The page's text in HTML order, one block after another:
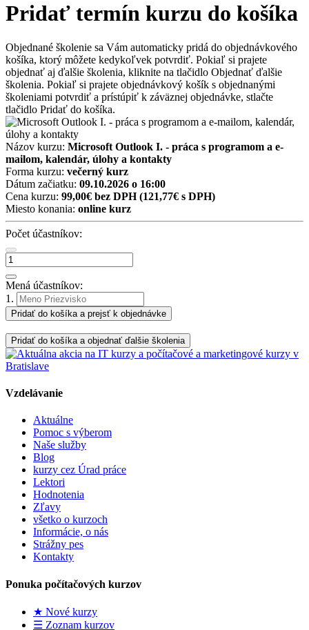
Pridať termín kurzu do košíka
Objednané školenie sa Vám automaticky pridá do objednávkového
košíka, ktorý môžete kedykoľvek potvrdiť. Pokiaľ si prajete
objednať aj ďalšie školenia, kliknite na tlačidlo Objednať ďalšie
školenia. Pokiaľ si prajete objednávkový košík s objednanými
školeniami potvrdiť a prístúpiť k záväznej objednávke, stlačte
tlačidlo Pridať do košíka.
Názov kurzu: Microsoft Outlook I. - práca s programom a e-
mailom, kalendár, úlohy a kontakty
Forma kurzu: večerný kurz
Dátum začiatku: 09.10.2026 o 16:00
Cena kurzu: 99,00€ bez DPH(121,77€ s DPH)
Miesto konania: online kurz
Počet účastníkov:
Mená účastníkov:
1.
Pridať do košíka a prejsť k objednávke
Pridať do košíka a objednať ďalšie školenia
Vzdelávanie
Aktuálne
Pomoc s výberom
Naše služby
Blog
kurzy cez Úrad práce
Lektori
Hodnotenia
Zľavy
všetko o kurzoch
Informácie, o nás
Strážny pes
Kontakty
Ponuka počítačových kurzov
★ Nové kurzy
☰ Zoznam kurzov